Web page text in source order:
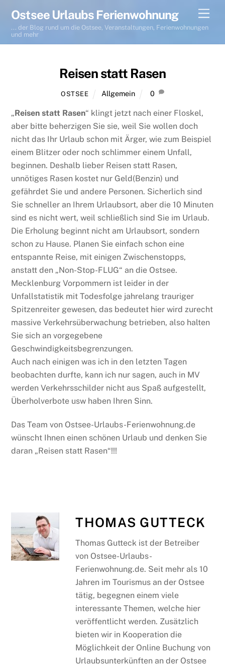
content
Ostsee Urlaubs Ferienwohnung
... der Blog rund um die Ostsee, Veranstaltungen, Ferienwohnungen
und mehr
Reisen statt Rasen
OSTSEE Allgemein 0
„Reisen statt Rasen“ klingt jetzt nach einer Floskel,
aber bitte beherzigen Sie sie, weil Sie wollen doch
nicht das Ihr Urlaub schon mit Ärger, wie zum Beispiel
einem Blitzer oder noch schlimmer einem Unfall,
beginnen. Deshalb lieber Reisen statt Rasen,
unnötiges Rasen kostet nur Geld(Benzin) und
gefährdet Sie und andere Personen. Sicherlich sind
Sie schneller an Ihrem Urlaubsort, aber die 10 Minuten
sind es nicht wert, weil schließlich sind Sie im Urlaub.
Die Erholung beginnt nicht am Urlaubsort, sondern
schon zu Hause. Planen Sie einfach schon eine
entspannte Reise, mit einigen Zwischenstopps,
anstatt den „Non-Stop-FLUG“ an die Ostsee.
Mecklenburg Vorpommern ist leider in der
Unfallstatistik mit Todesfolge jahrelang trauriger
Spitzenreiter gewesen, das bedeutet hier wird zurecht
massive Verkehrsüberwachung betrieben, also halten
Sie sich an vorgegebene
Geschwindigkeitsbegrenzungen.
Auch nach einigen was ich in den letzten Tagen
beobachten durfte, kann ich nur sagen, auch in MV
werden Verkehrsschilder nicht aus Spaß aufgestellt,
Überholverbote usw haben Ihren Sinn.
Das Team von Ostsee-Urlaubs-Ferienwohnung.de
wünscht Ihnen einen schönen Urlaub und denken Sie
daran „Reisen statt Rasen“!!!
THOMAS GUTTECK
Thomas Gutteck ist der Betreiber
von Ostsee-Urlaubs-
Ferienwohnung.de. Seit mehr als 10
Jahren im Tourismus an der Ostsee
tätig, begegnen einem viele
interessante Themen, welche hier
veröffentlicht werden. Zusätzlich
bieten wir in Kooperation die
Möglichkeit der Online Buchung von
Urlaubsunterkünften an der Ostsee